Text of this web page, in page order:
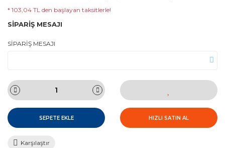
* 103,04 TL den başlayan taksitlerle!
SİPARİŞ MESAJI
SİPARİŞ MESAJI
SEPETE EKLE HIZLI SATIN AL
Karşılaştır